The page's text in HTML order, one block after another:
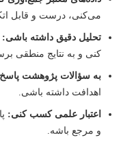
می‌کنی، درست و قابل
تحلیل دقیق داشته باشی:
کنی و به نتایج منطقی
به سؤالات پژوهشت
اهدافت داشته باشی.
اعتبار علمی کسب کنی:
و مرجع باشه.